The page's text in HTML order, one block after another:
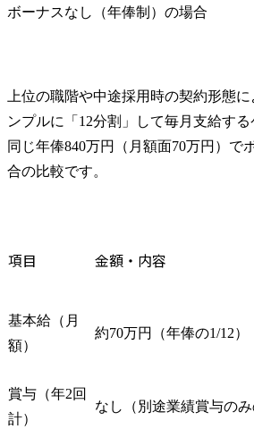
ボーナスなし（年俸制）の場合
上位の職階や中途採用時の契約形態
ンプルに「12分割」して毎月支給する
同じ年俸840万円（月額面70万円）で
合の比較です。
項目 金額・内容
基本給（月
額）
約70万円（年俸の1/12）
賞与（年2回
計）
なし（別途業績賞与のみ